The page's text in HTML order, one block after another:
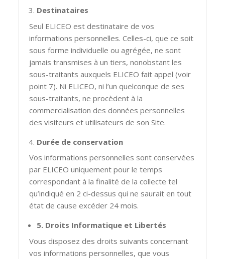
Destinataires
Seul ELICEO est destinataire de vos
informations personnelles. Celles-ci, que ce soit
sous forme individuelle ou agrégée, ne sont
jamais transmises à un tiers, nonobstant les
sous-traitants auxquels ELICEO fait appel (voir
point 7). Ni ELICEO, ni l’un quelconque de ses
sous-traitants, ne procèdent à la
commercialisation des données personnelles
des visiteurs et utilisateurs de son Site.
Durée de conservation
Vos informations personnelles sont conservées
par ELICEO uniquement pour le temps
correspondant à la finalité de la collecte tel
qu’indiqué en 2 ci-dessus qui ne saurait en tout
état de cause excéder 24 mois.
5. Droits Informatique et Libertés
Vous disposez des droits suivants concernant
vos informations personnelles, que vous